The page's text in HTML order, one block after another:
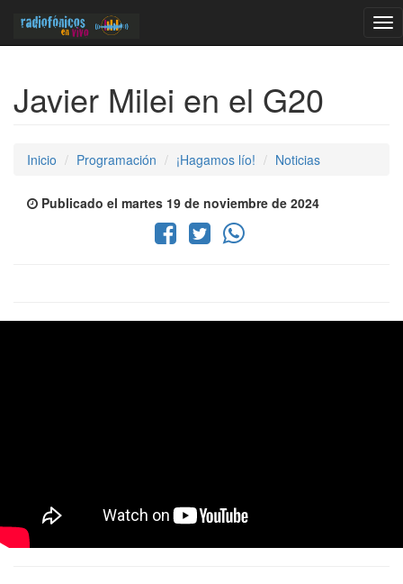
Javier Milei en el G20
Inicio Programación ¡Hagamos lío! Noticias
Publicado el martes 19 de noviembre de 2024